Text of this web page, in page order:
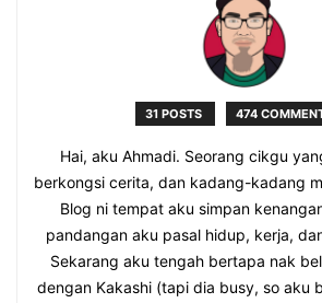
31 POSTS 474
Hai, aku Ahmadi. Seorang cikgu
berkongsi cerita, dan kadang-kadang
Blog ni tempat aku simpan
pandangan aku pasal hidup, kerja,
Sekarang aku tengah bertapa nak
dengan Kakashi (tapi dia busy, so aku